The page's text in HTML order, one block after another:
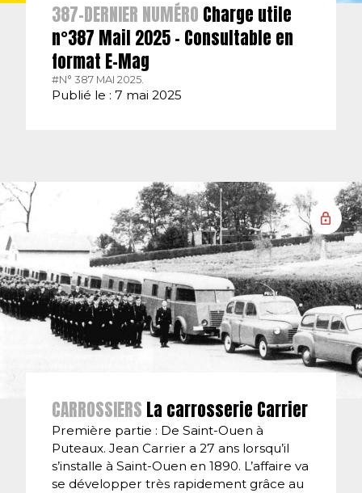
387-DERNIER NUMÉRO Charge utile
n°387 Mail 2025 – Consultable en
format E-Mag
#N° 387 MAI 2025.
Publié le : 7 mai 2025
CARROSSIERS La carrosserie Carrier
Première partie : De Saint-Ouen à
Puteaux. Jean Carrier a 27 ans lorsqu’il
s’installe à Saint-Ouen en 1890. L’affaire va
se développer très rapidement grâce au